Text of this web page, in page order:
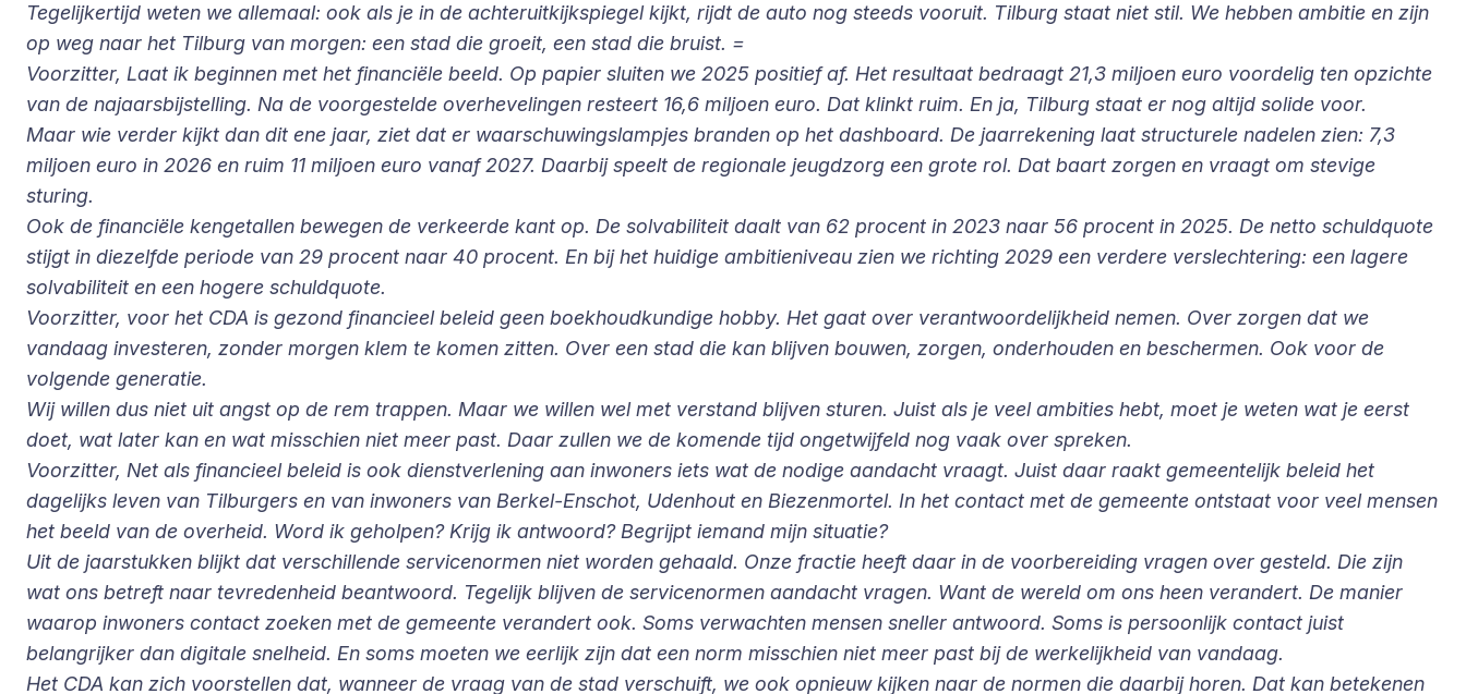
Tegelijkertijd weten we allemaal: ook als je in de achteruitkijkspiegel kijkt, rijdt de auto nog steeds vooruit. Tilburg staat niet stil. We hebben ambitie en zijn
op weg naar het Tilburg van morgen: een stad die groeit, een stad die bruist. =
Voorzitter, Laat ik beginnen met het financiële beeld. Op papier sluiten we 2025 positief af. Het resultaat bedraagt 21,3 miljoen euro voordelig ten opzichte
van de najaarsbijstelling. Na de voorgestelde overhevelingen resteert 16,6 miljoen euro. Dat klinkt ruim. En ja, Tilburg staat er nog altijd solide voor.
Maar wie verder kijkt dan dit ene jaar, ziet dat er waarschuwingslampjes branden op het dashboard. De jaarrekening laat structurele nadelen zien: 7,3
miljoen euro in 2026 en ruim 11 miljoen euro vanaf 2027. Daarbij speelt de regionale jeugdzorg een grote rol. Dat baart zorgen en vraagt om stevige
sturing.
Ook de financiële kengetallen bewegen de verkeerde kant op. De solvabiliteit daalt van 62 procent in 2023 naar 56 procent in 2025. De netto schuldquote
stijgt in diezelfde periode van 29 procent naar 40 procent. En bij het huidige ambitieniveau zien we richting 2029 een verdere verslechtering: een lagere
solvabiliteit en een hogere schuldquote.
Voorzitter, voor het CDA is gezond financieel beleid geen boekhoudkundige hobby. Het gaat over verantwoordelijkheid nemen. Over zorgen dat we
vandaag investeren, zonder morgen klem te komen zitten. Over een stad die kan blijven bouwen, zorgen, onderhouden en beschermen. Ook voor de
volgende generatie.
Wij willen dus niet uit angst op de rem trappen. Maar we willen wel met verstand blijven sturen. Juist als je veel ambities hebt, moet je weten wat je eerst
doet, wat later kan en wat misschien niet meer past. Daar zullen we de komende tijd ongetwijfeld nog vaak over spreken.
Voorzitter, Net als financieel beleid is ook dienstverlening aan inwoners iets wat de nodige aandacht vraagt. Juist daar raakt gemeentelijk beleid het
dagelijks leven van Tilburgers en van inwoners van Berkel-Enschot, Udenhout en Biezenmortel. In het contact met de gemeente ontstaat voor veel mensen
het beeld van de overheid. Word ik geholpen? Krijg ik antwoord? Begrijpt iemand mijn situatie?
Uit de jaarstukken blijkt dat verschillende servicenormen niet worden gehaald. Onze fractie heeft daar in de voorbereiding vragen over gesteld. Die zijn
wat ons betreft naar tevredenheid beantwoord. Tegelijk blijven de servicenormen aandacht vragen. Want de wereld om ons heen verandert. De manier
waarop inwoners contact zoeken met de gemeente verandert ook. Soms verwachten mensen sneller antwoord. Soms is persoonlijk contact juist
belangrijker dan digitale snelheid. En soms moeten we eerlijk zijn dat een norm misschien niet meer past bij de werkelijkheid van vandaag.
Het CDA kan zich voorstellen dat, wanneer de vraag van de stad verschuift, we ook opnieuw kijken naar de normen die daarbij horen. Dat kan betekenen